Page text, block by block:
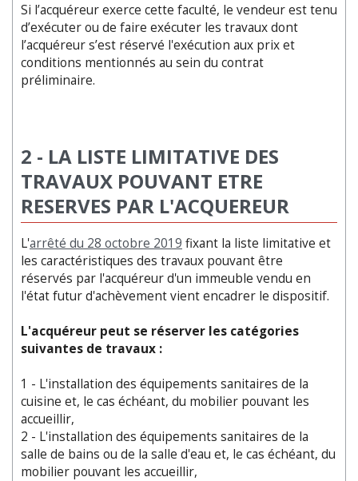
Si l’acquéreur exerce cette faculté, le vendeur est tenu
d’exécuter ou de faire exécuter les travaux dont
l’acquéreur s’est réservé l'exécution aux prix et
conditions mentionnés au sein du contrat
préliminaire.
2 - LA LISTE LIMITATIVE DES
TRAVAUX POUVANT ETRE
RESERVES PAR L'ACQUEREUR
L'arrêté du 28 octobre 2019 fixant la liste limitative et
les caractéristiques des travaux pouvant être
réservés par l'acquéreur d'un immeuble vendu en
l'état futur d'achèvement vient encadrer le dispositif.
L'acquéreur peut se réserver les catégories
suivantes de travaux :
1 - L'installation des équipements sanitaires de la
cuisine et, le cas échéant, du mobilier pouvant les
accueillir,
2 - L'installation des équipements sanitaires de la
salle de bains ou de la salle d'eau et, le cas échéant, du
mobilier pouvant les accueillir,